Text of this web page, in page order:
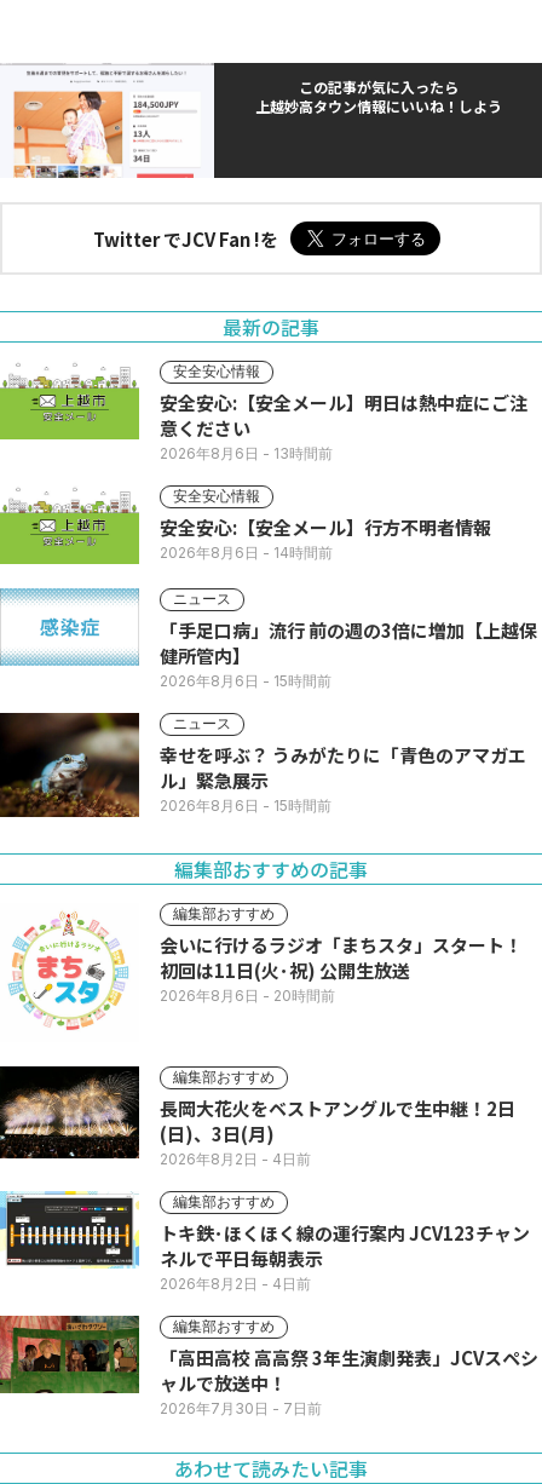
この記事が気に入ったら
上越妙高タウン情報にいいね！しよう
Twitter でJCV Fan !を
最新の記事
安全安心情報
安全安心:【安全メール】明日は熱中症にご注
意ください
2026年8月6日 - 13時間前
安全安心情報
安全安心:【安全メール】行方不明者情報
2026年8月6日 - 14時間前
ニュース
「手足口病」流行 前の週の3倍に増加【上越保
健所管内】
2026年8月6日 - 15時間前
ニュース
幸せを呼ぶ？ うみがたりに「青色のアマガエ
ル」緊急展示
2026年8月6日 - 15時間前
編集部おすすめの記事
編集部おすすめ
会いに行けるラジオ「まちスタ」スタート！
初回は11日(火･祝) 公開生放送
2026年8月6日 - 20時間前
編集部おすすめ
長岡大花火をベストアングルで生中継！2日
(日)、3日(月)
2026年8月2日 - 4日前
編集部おすすめ
トキ鉄･ほくほく線の運行案内 JCV123チャン
ネルで平日毎朝表示
2026年8月2日 - 4日前
編集部おすすめ
「高田高校 高高祭 3年生演劇発表」JCVスペシ
ャルで放送中！
2026年7月30日 - 7日前
あわせて読みたい記事